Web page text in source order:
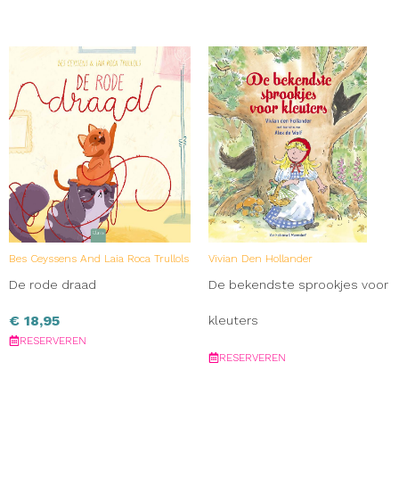
Bes Ceyssens And Laia Roca Trullols
De rode draad
€ 18,95
RESERVEREN
Vivian Den Hollander
De bekendste sprookjes voor
kleuters
RESERVEREN